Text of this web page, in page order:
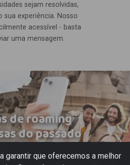
sejam resolvidas,
sua experiência. Nosso
acessível - basta
uma mensagem.
de roaming
do passado
garantir que oferecemos a melhor